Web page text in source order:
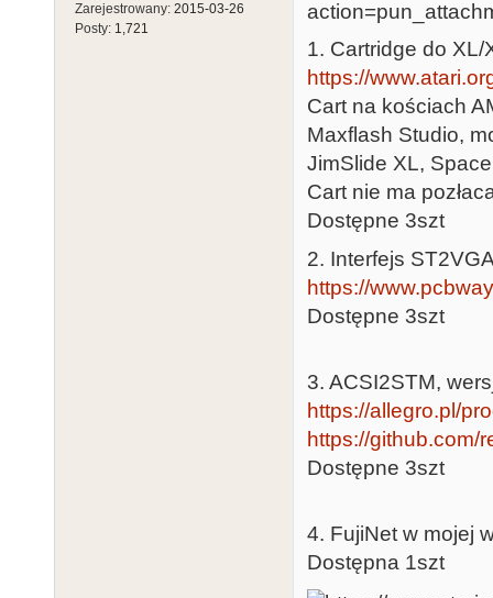
Zarejestrowany: 2015-03-26
Posty: 1,721
1. Cartridge do
https://
Cart na kościach
Maxflash Studio,
JimSlide XL,
Cart nie ma
Dostępne 3szt
2. Interfejs
https://
Dostępne 3szt
3. ACSI2STM,
https://allegro.pl/
https://github.com/
Dostępne 3szt
4. FujiNet w mojej
Dostępna 1szt